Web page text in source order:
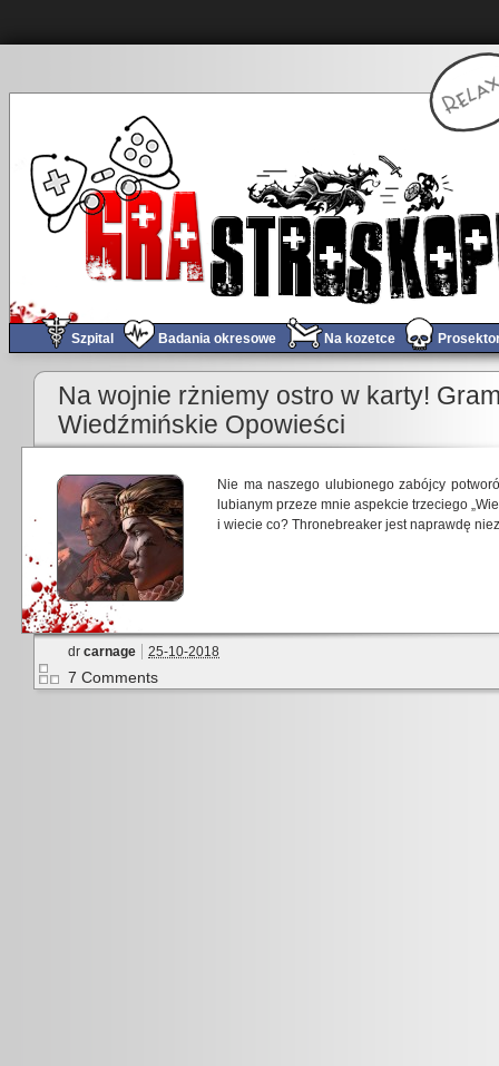
Szpital Badania okresowe Na kozetce
Na wojnie rżniemy ostro w karty!
Wiedźmińskie Opowieści
Nie ma naszego ulubionego zabójcy
lubianym przeze mnie aspekcie trzeciego
i wiecie co? Thronebreaker jest naprawdę
dr carnage 25-10-2018
7 Comments